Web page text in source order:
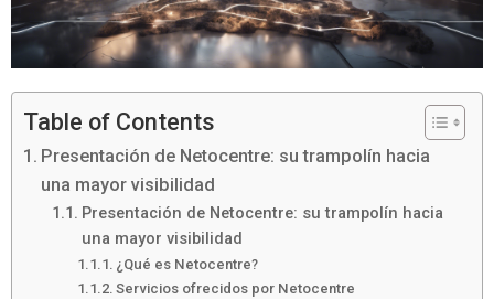
Table of Contents
Presentación de Netocentre: su trampolín hacia
una mayor visibilidad
Presentación de Netocentre: su trampolín hacia
una mayor visibilidad
¿Qué es Netocentre?
Servicios ofrecidos por Netocentre